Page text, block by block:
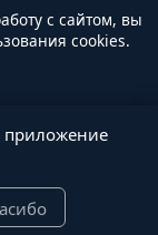
с сайтом, вы
cookies.
приложение